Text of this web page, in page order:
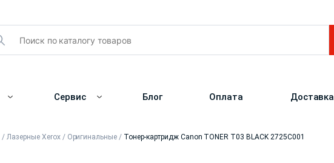
Сервис Блог Оплата Доставка
/Лазерные Xerox/ Оригинальные / Тонер-картридж Canon TONER T03 BLACK 2725C001